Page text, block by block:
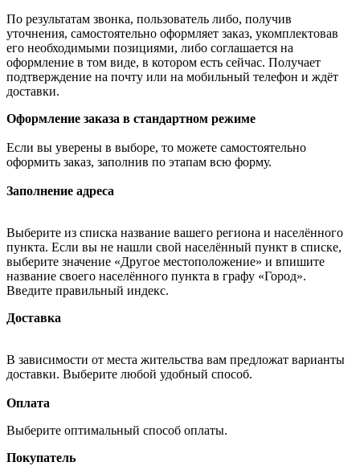
По результатам звонка, пользователь либо, получив
уточнения, самостоятельно оформляет заказ, укомплектовав
его необходимыми позициями, либо соглашается на
оформление в том виде, в котором есть сейчас. Получает
подтверждение на почту или на мобильный телефон и ждёт
доставки.
Оформление заказа в стандартном режиме
Если вы уверены в выборе, то можете самостоятельно
оформить заказ, заполнив по этапам всю форму.
Заполнение адреса
Выберите из списка название вашего региона и населённого
пункта. Если вы не нашли свой населённый пункт в списке,
выберите значение «Другое местоположение» и впишите
название своего населённого пункта в графу «Город».
Введите правильный индекс.
Доставка
В зависимости от места жительства вам предложат варианты
доставки. Выберите любой удобный способ.
Оплата
Выберите оптимальный способ оплаты.
Покупатель